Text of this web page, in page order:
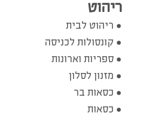
ריהוט
ריהוט לבית
קונסולות לכניסה
ספריות וארונות
מזנון לסלון
כסאות בר
כסאות